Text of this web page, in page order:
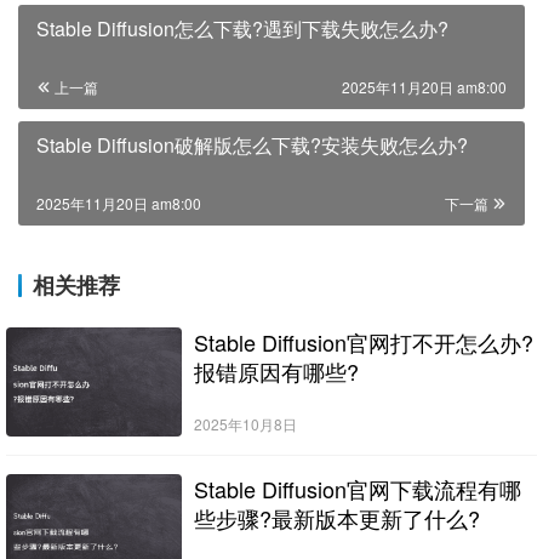
Stable Diffusion怎么下载?遇到下载失败怎么办?
上一篇 2025年11月20日 am8:00
Stable Diffusion破解版怎么下载?安装失败怎么办?
下一篇
2025年11月20日 am8:00
相关推荐
Stable Diffusion官网打不开怎么办?
报错原因有哪些?
2025年10月8日
Stable Diffusion官网下载流程有哪
些步骤?最新版本更新了什么?